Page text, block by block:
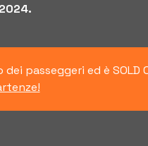
passeggeri ed è SOLD